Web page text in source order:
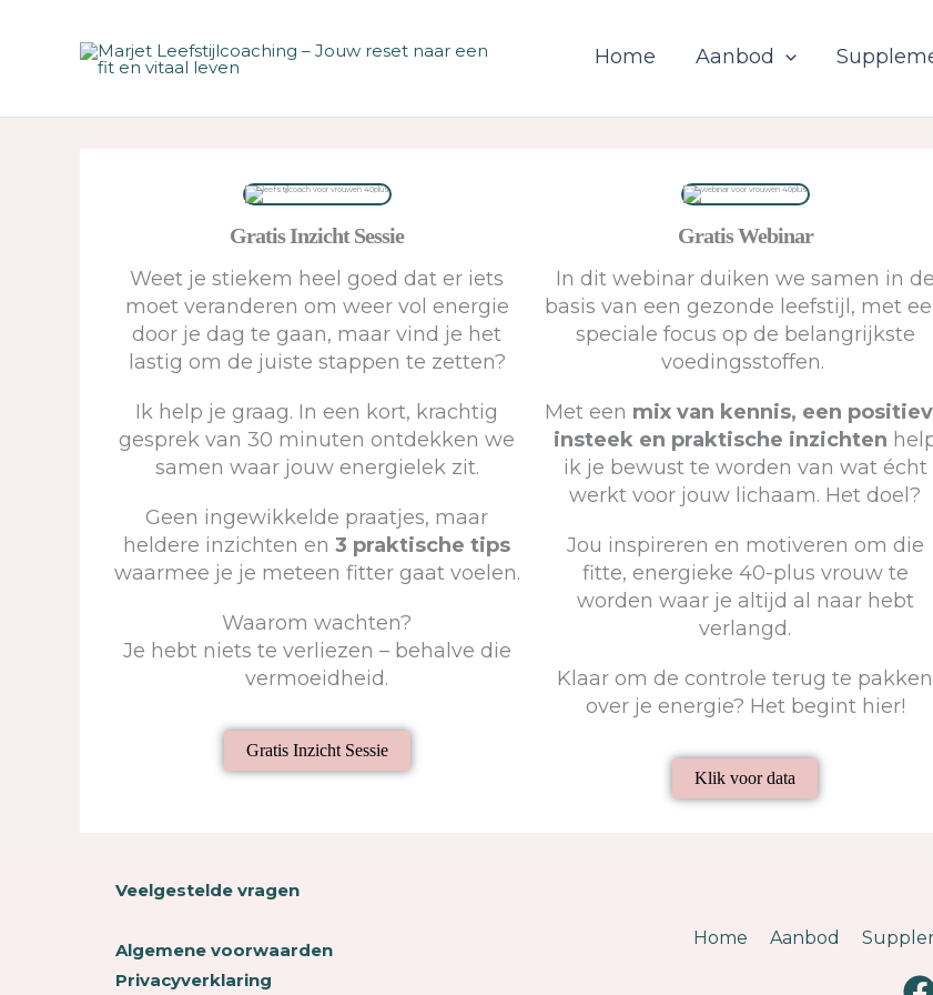
Home Aanbod
Gratis Inzicht Sessie
Weet je stiekem heel goed dat er iets
moet veranderen om weer vol energie
door je dag te gaan, maar vind je het
lastig om de juiste stappen te zetten?
Ik help je graag. In een kort, krachtig
gesprek van 30 minuten ontdekken we
samen waar jouw energielek zit.
Geen ingewikkelde praatjes, maar
heldere inzichten en3 praktische tips
waarmee je je meteen fitter gaat voelen.
Waarom wachten?
Je hebt niets te verliezen – behalve die
vermoeidheid.
Gratis Inzicht Sessie
Gratis Webinar
In dit webinar duiken we samen in de
basis van een gezonde leefstijl, met
speciale focus op de belangrijkste
voedingsstoffen.
Met een mix van kennis, een
insteek en praktische inzichten
ik je bewust te worden van wat écht
werkt voor jouw lichaam. Het doel?
Jou inspireren en motiveren om die
fitte, energieke 40-plus vrouw te
worden waar je altijd al naar hebt
verlangd.
Klaar om de controle terug te pakken
over je energie? Het begint hier!
Klik voor data
Veelgestelde vragen
Algemene voorwaarden
Privacyverklaring
Home Aanbod